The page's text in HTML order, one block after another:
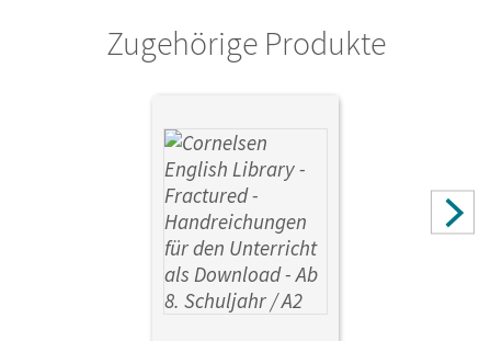
Zugehörige Produkte